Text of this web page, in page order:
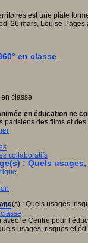
collaboratifs
est une plate
26 mars, Louise
en classe
en éducation ne
parisiens des films et
: Quels
le Centre pour
usages, risques et